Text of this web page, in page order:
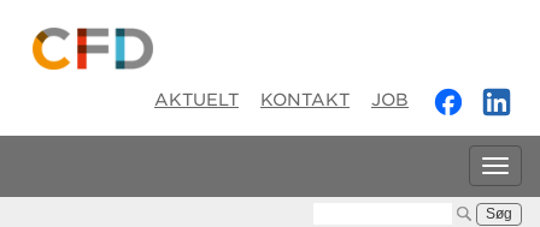
AKTUELT KONTAKT JOB